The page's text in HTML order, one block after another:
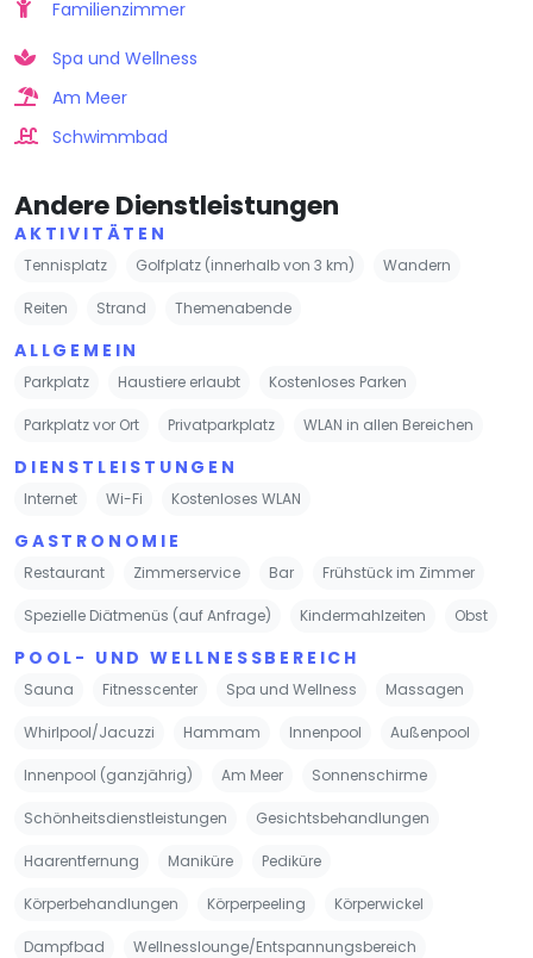
Familienzimmer
Spa und Wellness
Am Meer
Schwimmbad
Andere Dienstleistungen
AKTIVITÄTEN
Tennisplatz Golfplatz (innerhalb von 3 km) Wandern
Reiten Strand Themenabende
ALLGEMEIN
Parkplatz Haustiere erlaubt Kostenloses Parken
Parkplatz vor Ort Privatparkplatz WLAN in allen Bereichen
DIENSTLEISTUNGEN
Internet Wi-Fi Kostenloses WLAN
GASTRONOMIE
Restaurant Zimmerservice Bar Frühstück im Zimmer
Spezielle Diätmenüs (auf Anfrage) Kindermahlzeiten Obst
POOL- UND WELLNESSBEREICH
Sauna Fitnesscenter Spa und Wellness Massagen
Whirlpool/Jacuzzi Hammam Innenpool Außenpool
Innenpool (ganzjährig) Am Meer Sonnenschirme
Schönheitsdienstleistungen Gesichtsbehandlungen
Haarentfernung Maniküre Pediküre
Körperbehandlungen Körperpeeling Körperwickel
Dampfbad Wellnesslounge/Entspannungsbereich